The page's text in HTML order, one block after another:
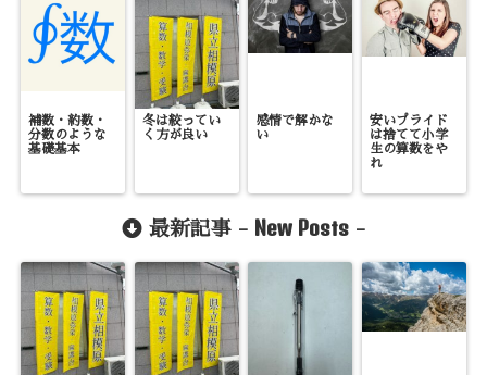
補数・約数・
分数のような
基礎基本
冬は絞ってい
く方が良い
感情で解かな
い
安いプライド
は捨てて小学
生の算数をや
れ
最新記事 - New Posts -